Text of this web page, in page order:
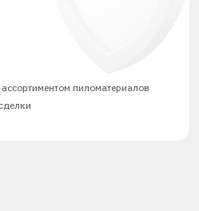
пиломатериалов